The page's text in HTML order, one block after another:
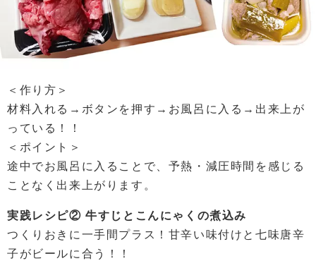
＜作り方＞
材料入れる→ボタンを押す→お風呂に入る→出来上が
っている！！
＜ポイント＞
途中でお風呂に入ることで、予熱・減圧時間を感じる
ことなく出来上がります。
実践レシピ② 牛すじとこんにゃくの煮込み
つくりおきに一手間プラス！甘辛い味付けと七味唐辛
子がビールに合う！！